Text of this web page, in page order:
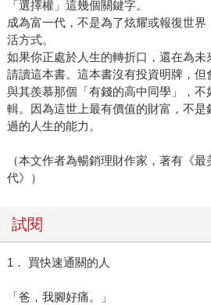
「選擇權」這幾個關鍵字。
成為富一代，不是為了炫耀或報復世
活方式。
如果你正處於人生的轉折口，還在為未
請讀這本書。這本書沒有投資明牌，但
與其羨慕那個「有錢的高中同學」，不
輯。因為這世上最有價值的財富，不是
過的人生的能力。
（本文作者為暢銷理財作家，著有《
代》）
試閱
1． 買快速通關的人
「爸，我腳好痛。」